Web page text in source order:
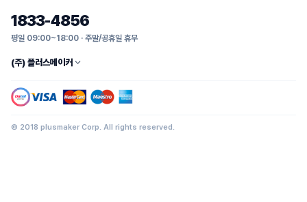
1833-4856
평일 09:00~18:00 · 주말/공휴일 휴무
(주) 플러스메이커
© 2018 plusmaker Corp. All rights reserved.